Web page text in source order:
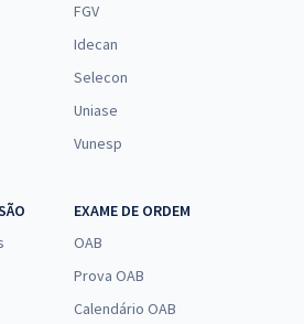
Enfermeiro
à vista
R$33,33
R$ 99,98 (-20%)
Comprar
do Rio Grande do Sul - Técnico em
Farmácia
à vista
FGV
Idecan
Selecon
Uniase
Vunesp
EXAME DE ORDEM
OAB
Prova OAB
Calendário OAB